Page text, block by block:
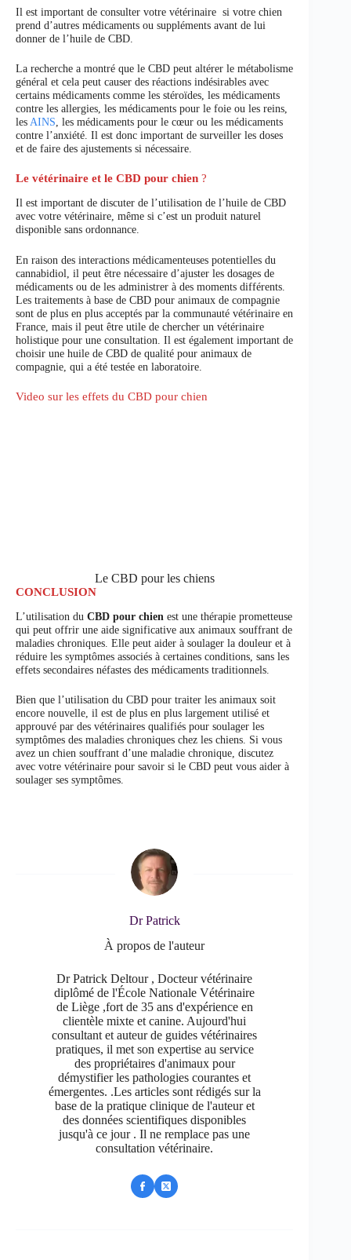
Il est important de consulter votre vétérinaire si votre chien
prend d’autres médicaments ou suppléments avant de lui
donner de l’huile de CBD.
La recherche a montré que le CBD peut altérer le métabolisme
général et cela peut causer des réactions indésirables avec
certains médicaments comme les stéroïdes, les médicaments
contre les allergies, les médicaments pour le foie ou les reins,
les AINS , les médicaments pour le cœur ou les médicaments
contre l’anxiété. Il est donc important de surveiller les doses
et de faire des ajustements si nécessaire.
Le vétérinaire et le CBD pour chien ?
Il est important de discuter de l’utilisation de l’huile de CBD
avec votre vétérinaire, même si c’est un produit naturel
disponible sans ordonnance.
En raison des interactions médicamenteuses potentielles du
cannabidiol, il peut être nécessaire d’ajuster les dosages de
médicaments ou de les administrer à des moments différents.
Les traitements à base de CBD pour animaux de compagnie
sont de plus en plus acceptés par la communauté vétérinaire en
France, mais il peut être utile de chercher un vétérinaire
holistique pour une consultation. Il est également important de
choisir une huile de CBD de qualité pour animaux de
compagnie, qui a été testée en laboratoire.
Video sur les effets du CBD pour chien
Le CBD pour les chiens
CONCLUSION
L’utilisation du CBD pour chien est une thérapie prometteuse
qui peut offrir une aide significative aux animaux souffrant de
maladies chroniques. Elle peut aider à soulager la douleur et à
réduire les symptômes associés à certaines conditions, sans les
effets secondaires néfastes des médicaments traditionnels.
Bien que l’utilisation du CBD pour traiter les animaux soit
encore nouvelle, il est de plus en plus largement utilisé et
approuvé par des vétérinaires qualifiés pour soulager les
symptômes des maladies chroniques chez les chiens. Si vous
avez un chien souffrant d’une maladie chronique, discutez
avec votre vétérinaire pour savoir si le CBD peut vous aider à
soulager ses symptômes.
Dr Patrick
À propos de l'auteur
Dr Patrick Deltour , Docteur vétérinaire
diplômé de l'École Nationale Vétérinaire
de Liège ,fort de 35 ans d'expérience en
clientèle mixte et canine. Aujourd'hui
consultant et auteur de guides vétérinaires
pratiques, il met son expertise au service
des propriétaires d'animaux pour
démystifier les pathologies courantes et
émergentes. .Les articles sont rédigés sur la
base de la pratique clinique de l'auteur et
des données scientifiques disponibles
jusqu'à ce jour . Il ne remplace pas une
consultation vétérinaire.